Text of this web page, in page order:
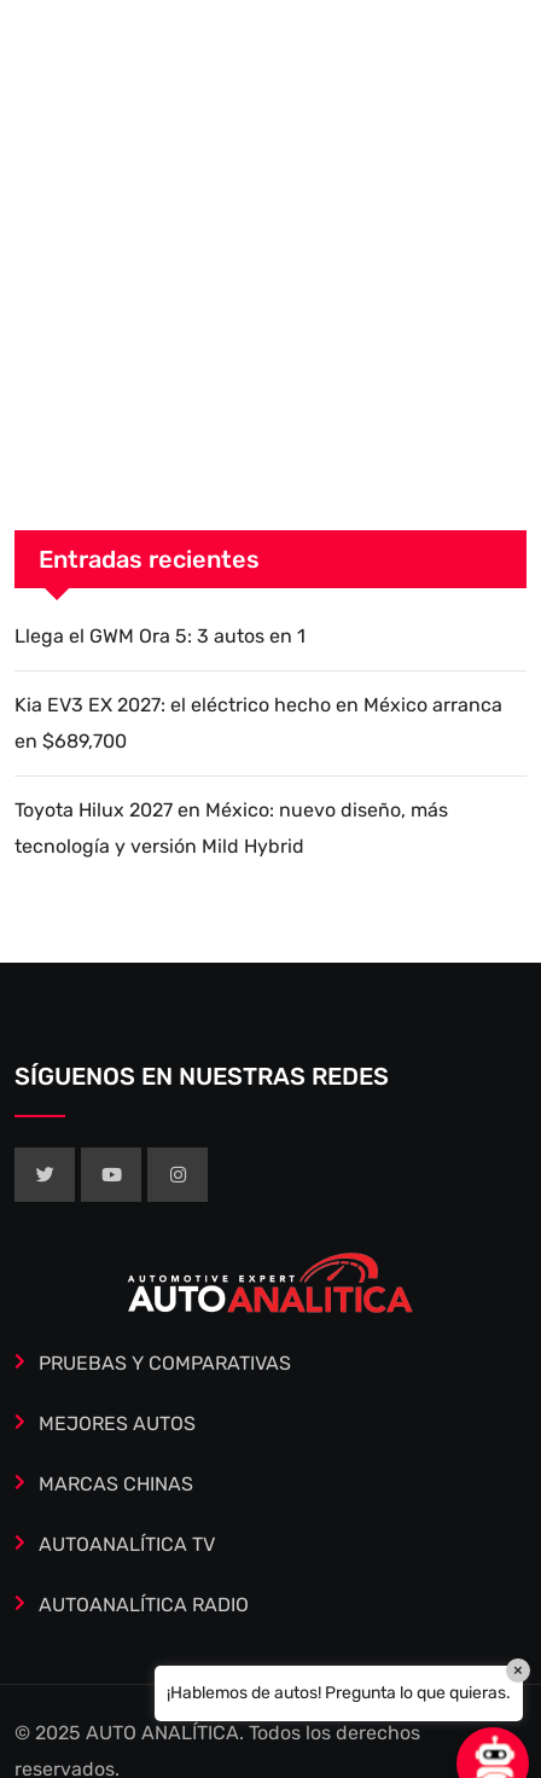
Entradas recientes
Llega el GWM Ora 5: 3 autos en 1
Kia EV3 EX 2027: el eléctrico hecho en México arranca
en $689,700
Toyota Hilux 2027 en México: nuevo diseño, más
tecnología y versión Mild Hybrid
SÍGUENOS EN NUESTRAS REDES
PRUEBAS Y COMPARATIVAS
MEJORES AUTOS
MARCAS CHINAS
AUTOANALÍTICA TV
AUTOANALÍTICA RADIO
© 2025 AUTO ANALÍTICA. Todos los derechos
reservados.
¡Hablemos de autos! Pregunta lo que quieras.
×